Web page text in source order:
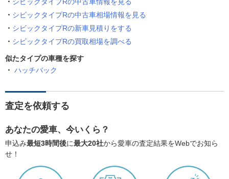
シビックタイプRの中古車相場情報を見る
シビックタイプRの新車見積りをする
シビックタイプRの買取相場を調べる
似たタイプの車種を探す
ハッチバック
査定を依頼する
あなたの愛車、今いくら？
申込み最短3時間後に最大20社から愛車の査定結果をWebでお知ら
せ！